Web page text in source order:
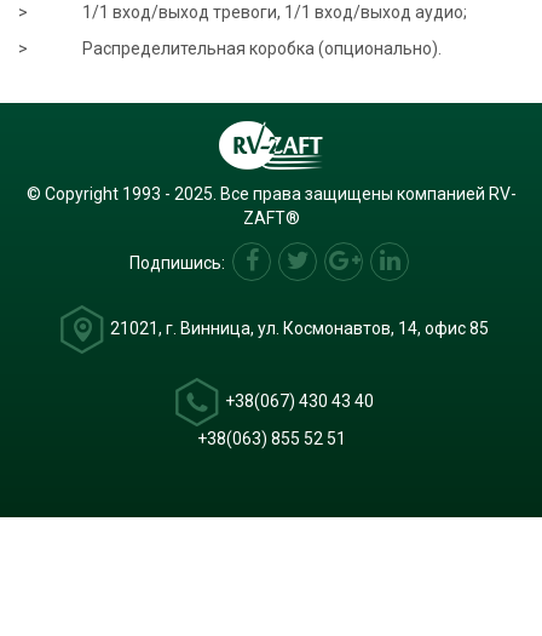
> 1/1 вход/выход тревоги, 1/1 вход/выход аудио;
> Распределительная коробка (опционально).
© Copyright 1993 - 2025. Все права защищены компанией RV-
ZAFT®
Подпишись:
21021, г. Винница, ул. Космонавтов, 14, офис 85
+38(067) 430 43 40
+38(063) 855 52 51